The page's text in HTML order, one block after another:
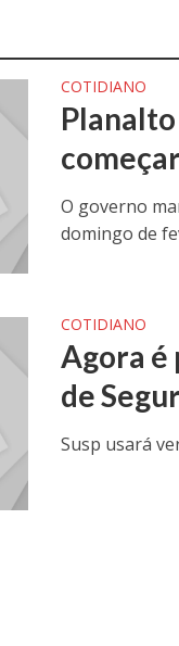
COTIDIANO
O governo
domingo de
COTIDIANO
Agora é
de
Susp usará